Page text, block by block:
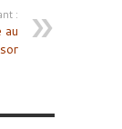
:
au